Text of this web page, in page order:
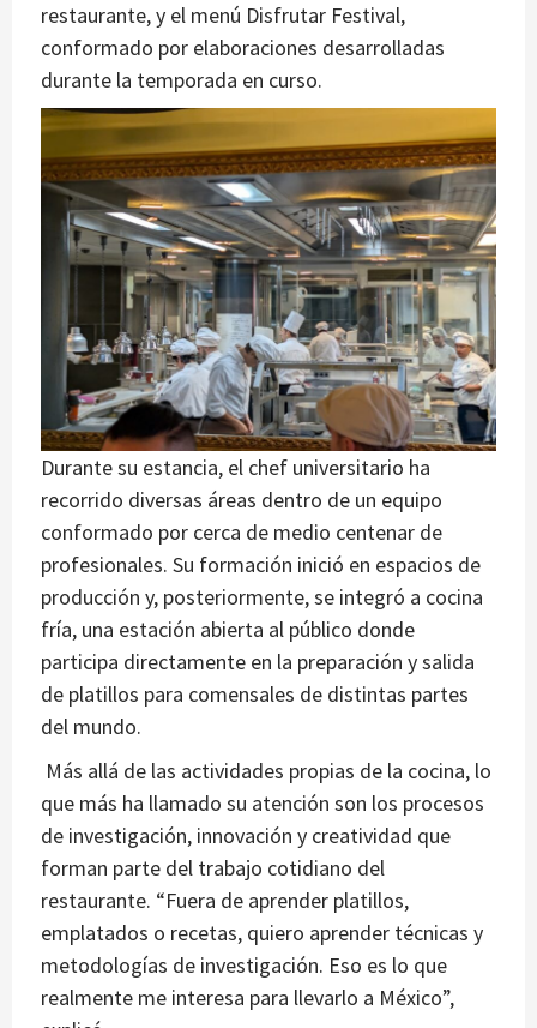
restaurante, y el menú Disfrutar Festival,
conformado por elaboraciones desarrolladas
durante la temporada en curso.
Durante su estancia, el chef universitario ha
recorrido diversas áreas dentro de un equipo
conformado por cerca de medio centenar de
profesionales. Su formación inició en espacios de
producción y, posteriormente, se integró a cocina
fría, una estación abierta al público donde
participa directamente en la preparación y salida
de platillos para comensales de distintas partes
del mundo.
Más allá de las actividades propias de la cocina, lo
que más ha llamado su atención son los procesos
de investigación, innovación y creatividad que
forman parte del trabajo cotidiano del
restaurante. “Fuera de aprender platillos,
emplatados o recetas, quiero aprender técnicas y
metodologías de investigación. Eso es lo que
realmente me interesa para llevarlo a México”,